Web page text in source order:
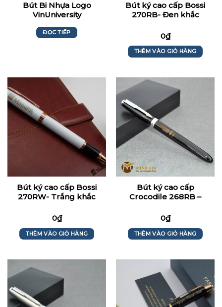
Bút Bi Nhựa Logo
VinUniversity
ĐỌC TIẾP
Bút ký cao cấp Bossi
270RB- Đen khắc
0₫
THÊM VÀO GIỎ HÀNG
Bút ký cao cấp Bossi
270RW- Trắng khắc
Phương Manulife
0₫
THÊM VÀO GIỎ HÀNG
Bút ký cao cấp
Crocodile 268RB –
0₫
THÊM VÀO GIỎ HÀNG